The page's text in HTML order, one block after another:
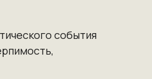
события